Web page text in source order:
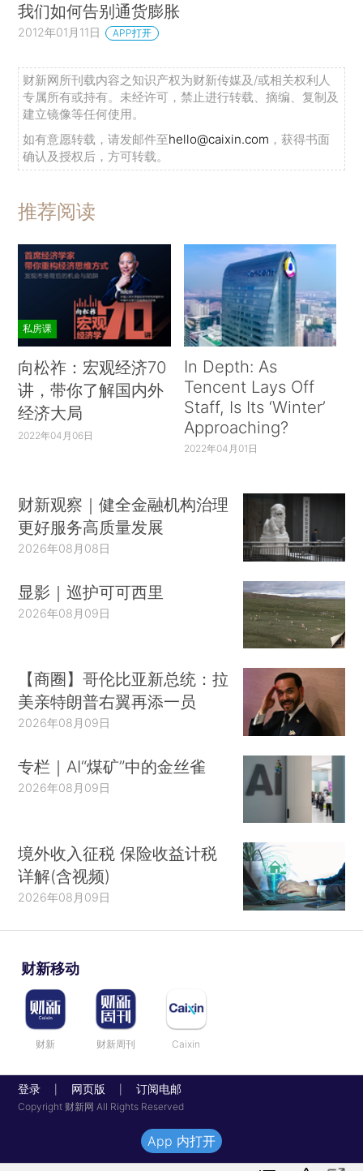
我们如何告别通货膨胀
2012年01月11日 APP打开
财新网所刊载内容之知识产权为财新传媒及/或相关权利人
专属所有或持有。未经许可，禁止进行转载、摘编、复制及
建立镜像等任何使用。
如有意愿转载，请发邮件至hello@caixin.com ，获得书面
确认及授权后，方可转载。
推荐阅读
私房课
向松祚：宏观经济70
讲，带你了解国内外
经济大局
2022年04月06日
In Depth: As
Tencent Lays Off
Staff, Is Its ‘Winter’
Approaching?
2022年04月01日
财新观察｜健全金融机构治理
更好服务高质量发展
2026年08月08日
显影｜巡护可可西里
2026年08月09日
【商圈】哥伦比亚新总统：拉
美亲特朗普右翼再添一员
2026年08月09日
专栏｜AI“煤矿”中的金丝雀
2026年08月09日
境外收入征税 保险收益计税
详解(含视频)
2026年08月09日
财新移动
财新 财新周刊 Caixin
登录 网页版 订阅电邮
Copyright 财新网 All Rights Reserved
App 内打开